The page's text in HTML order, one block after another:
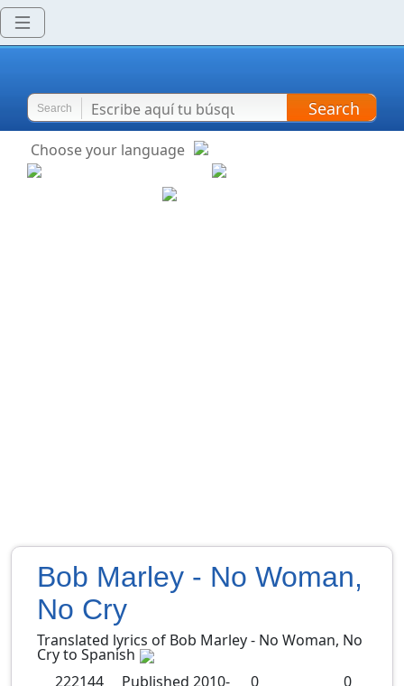
Search Search
Choose your language
Bob Marley - No Woman,
No Cry
Translated lyrics of Bob Marley - No Woman, No
Cry to Spanish
222144
Published 2010-
0
0